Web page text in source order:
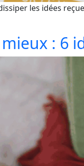
les idées
: 6